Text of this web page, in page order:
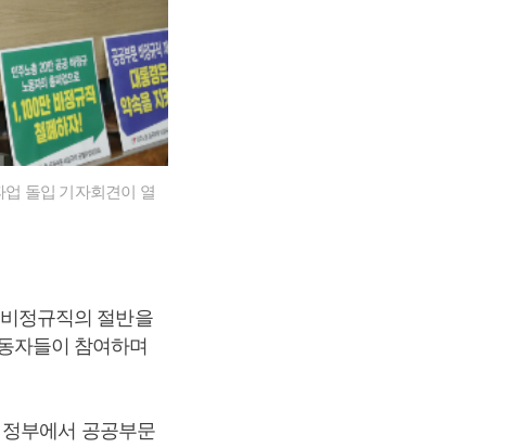
돌입 기자회견이 열
정규직의 절반을
자들이 참여하며
부에서 공공부문